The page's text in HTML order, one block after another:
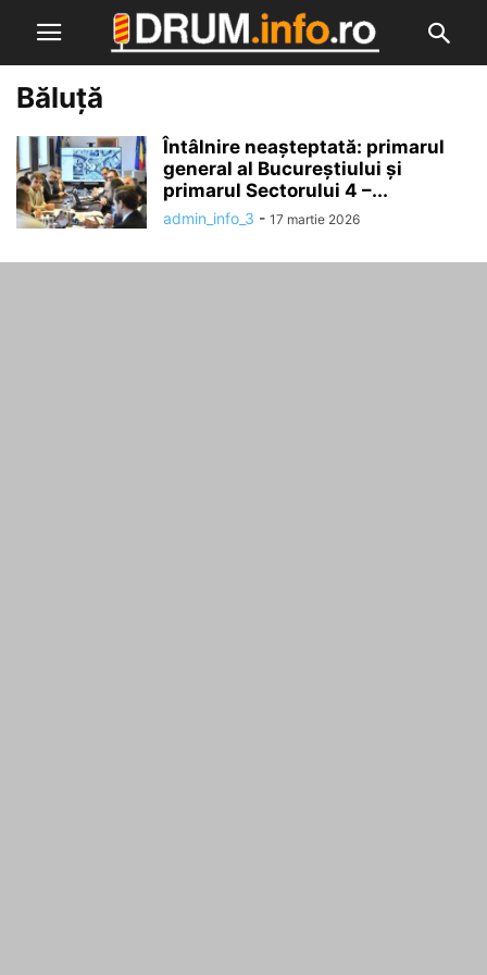
Băluță
Întâlnire neașteptată: primarul
general al Bucureștiului și
primarul Sectorului 4 –...
admin_info_3 - 17 martie 2026